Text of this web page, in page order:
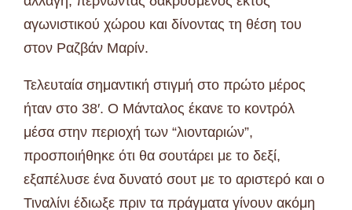
αγωνιστικού χώρου και δίνοντας τη θέση του
στον Ραζβάν Μαρίν.
Τελευταία σημαντική στιγμή στο πρώτο μέρος
ήταν στο 38′. Ο Μάνταλος έκανε το κοντρόλ
μέσα στην περιοχή των “λιονταριών”,
προσποιήθηκε ότι θα σουτάρει με το δεξί,
εξαπέλυσε ένα δυνατό σουτ με το αριστερό και ο
Τιναλίνι έδιωξε πριν τα πράγματα γίνουν ακόμη